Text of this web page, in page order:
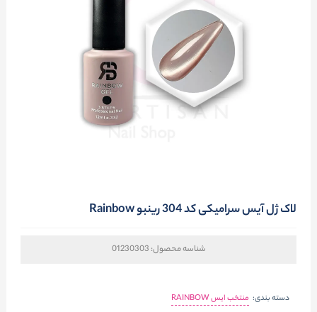
لاک ژل آیس سرامیکی کد 304 رینبو Rainbow
شناسه محصول: 01230303
دسته بندی: منتخب ایس RAINBOW